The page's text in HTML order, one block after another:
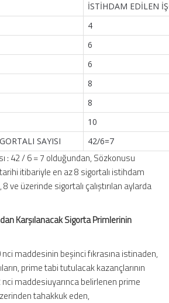
İSTİHDAM EDİLEN
4
6
6
8
8
10
SAYISI
42/6=7
: 42 / 6 = 7 olduğundan, Sözkonusu
itibariyle en az 8 sigortalı istihdam
ve üzerinde sigortalı çalıştırılan aylarda
Karşılanacak Sigorta Primlerinin
nci maddesinin beşinci fıkrasına istinaden,
prime tabi tutulacak kazançlarının
nci maddesiuyarınca belirlenen prime
tahakkuk eden,